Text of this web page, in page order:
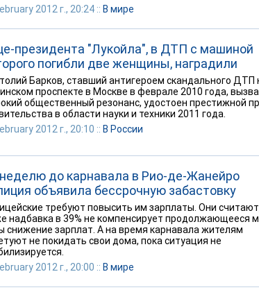
2012 г., 20:24 :: В мире
президента "Лукойла", в ДТП с машиной
погибли две женщины, наградили
Барков, ставший антигероем скандального ДТП
проспекте в Москве в феврале 2010 года,
общественный резонанс, удостоен престижной
в области науки и техники 2011 года.
2012 г., 20:10 :: В России
до карнавала в Рио-де-Жанейро
объявила бессрочную забастовку
требуют повысить им зарплаты. Они
надбавка в 39% не компенсирует продолжающееся
снижение зарплат. А на время карнавала жителям
не покидать свои дома, пока ситуация не
2012 г., 20:00 :: В мире